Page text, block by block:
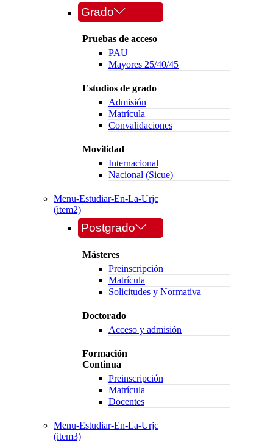
Grado
Pruebas de acceso
PAU
Mayores 25/40/45
Estudios de grado
Admisión
Matrícula
Convalidaciones
Movilidad
Internacional
Nacional (Sicue)
Menu-Estudiar-En-La-Urjc
(item2)
Postgrado
Másteres
Preinscripción
Matrícula
Solicitudes y Normativa
Doctorado
Acceso y admisión
Formación
Continua
Preinscripción
Matrícula
Docentes
Menu-Estudiar-En-La-Urjc
(item3)